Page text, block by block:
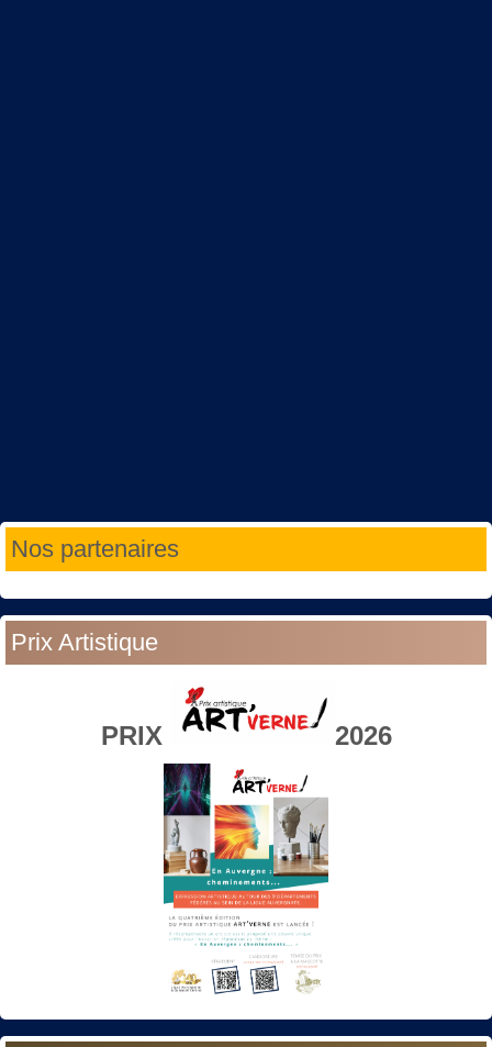
Nos partenaires
Prix Artistique
PRIX 2026
Année
précédente
Mois
précédent
Année
suivante
Mois
suivant